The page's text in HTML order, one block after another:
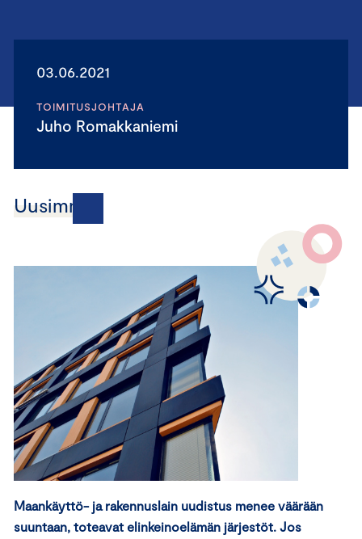
03.06.2021
TOIMITUSJOHTAJA
Juho Romakkaniemi
Uusimmat
Maankäyttö- ja rakennuslain uudistus menee väärään
suuntaan, toteavat elinkeinoelämän järjestöt. Jos